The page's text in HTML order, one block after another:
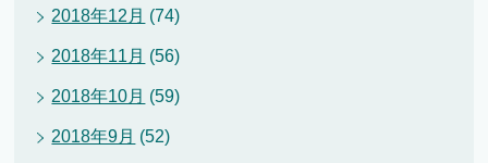
2018年12月 (74)
2018年11月 (56)
2018年10月 (59)
2018年9月 (52)